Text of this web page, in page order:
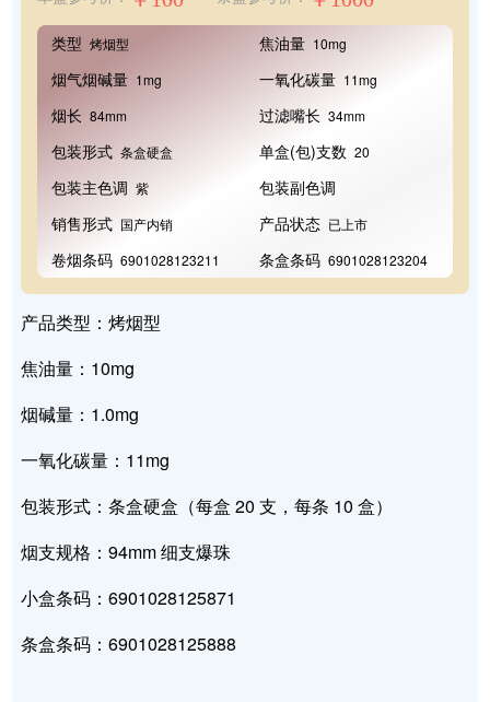
类型 烤烟型 焦油量 10mg
烟气烟碱量 1mg 一氧化碳量 11mg
烟长 84mm 过滤嘴长 34mm
包装形式 条盒硬盒 单盒(包)支数 20
包装主色调 紫
包装副色调
销售形式 国产内销 产品状态 已上市
卷烟条码 6901028123211 条盒条码 6901028123204
产品类型：烤烟型
焦油量：10mg
烟碱量：1.0mg
一氧化碳量：11mg
包装形式：条盒硬盒（每盒 20 支，每条 10 盒）
烟支规格：94mm 细支爆珠
小盒条码：6901028125871
条盒条码：6901028125888